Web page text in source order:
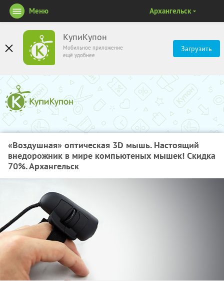
КупиКупон
Мобильное приложение
ещё удобнее
Загрузить
Меню Архангельск
«Воздушная» оптическая 3D мышь. Настоящий
внедорожник в мире компьютеных мышек! Скидка
70%. Архангельск